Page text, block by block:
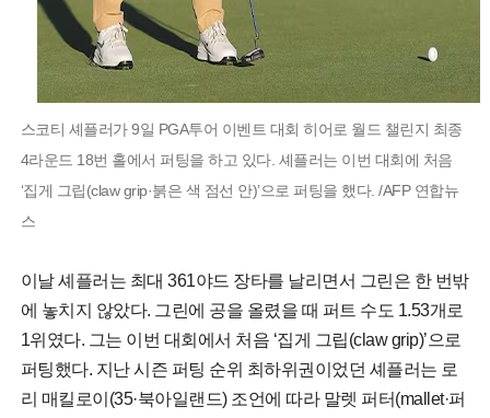
스코티 셰플러가 9일 PGA투어 이벤트 대회 히어로 월드 챌린지 최종
4라운드 18번 홀에서 퍼팅을 하고 있다. 셰플러는 이번 대회에 처음
‘집게 그립(claw grip·붉은 색 점선 안)’으로 퍼팅을 했다. /AFP 연합뉴
스
이날 셰플러는 최대 361야드 장타를 날리면서 그린은 한 번밖
에 놓치지 않았다. 그린에 공을 올렸을 때 퍼트 수도 1.53개로
1위였다. 그는 이번 대회에서 처음 ‘집게 그립(claw grip)’으로
퍼팅했다. 지난 시즌 퍼팅 순위 최하위권이었던 셰플러는 로
리 매킬로이(35·북아일랜드) 조언에 따라 말렛 퍼터(mallet·퍼